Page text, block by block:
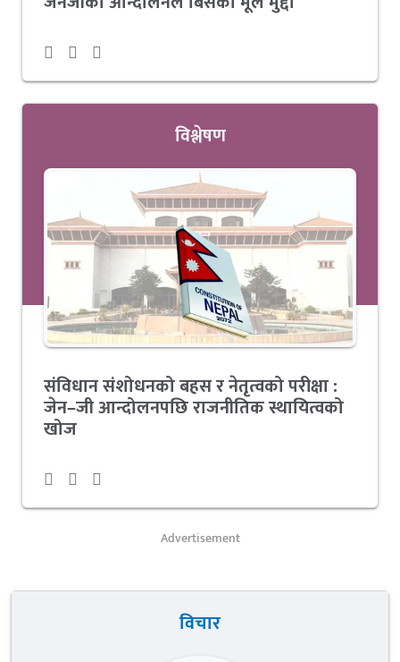
विश्लेषण
संविधान संशोधनको बहस र नेतृत्वको परीक्षा :
जेन–जी आन्दोलनपछि राजनीतिक स्थायित्वको
खोज
Advertisement
विचार